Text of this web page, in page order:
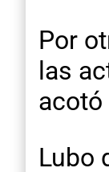
Por
las
acotó
Lubo